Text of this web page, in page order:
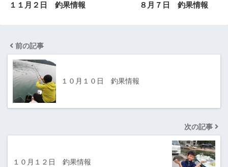
１１月２日 釣果情報 ８月７日 釣果情報
前の記事
１０月１０日 釣果情報
次の記事
１０月１２日 釣果情報